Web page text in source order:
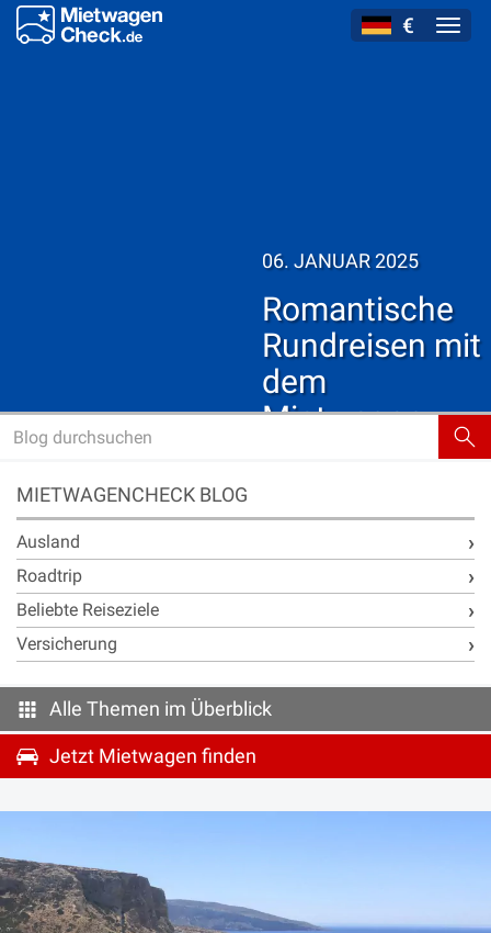
€
06. JANUAR 2025
Romantische
Rundreisen mit
dem
Mietwagen
MIETWAGENCHECK BLOG
Ausland
Roadtrip
Beliebte Reiseziele
Versicherung
Alle Themen im Überblick
Jetzt Mietwagen finden